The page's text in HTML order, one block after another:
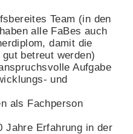
Team (in den
alle FaBes auch
damit die
betreut werden)
Aufgabe
und
als Fachperson
Jahre Erfahrung in der